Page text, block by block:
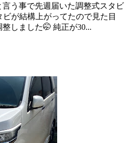
う事で先週届いた調整式スタビ
が結構上がってたので見た目
しました🤭 純正が30...